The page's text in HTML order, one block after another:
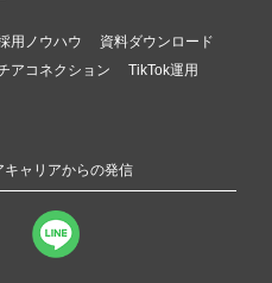
用ノウハウ
資料ダウンロード
アコネクション
TikTok運用
キャリアからの発信